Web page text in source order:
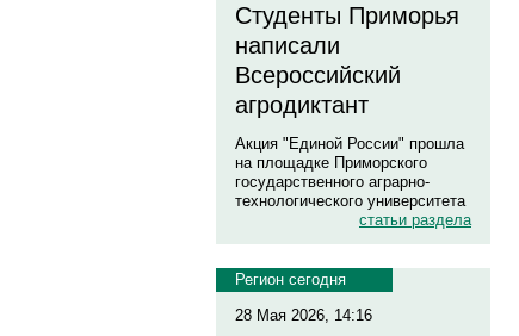
Студенты Приморья
написали
Всероссийский
агродиктант
Акция "Единой России" прошла
на площадке Приморского
государственного аграрно-
технологического университета
статьи раздела
Регион сегодня
28 Мая 2026, 14:16